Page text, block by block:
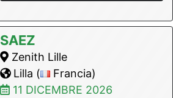
SAEZ
Zenith Lille
Lilla (
Francia)
11 DICEMBRE 2026